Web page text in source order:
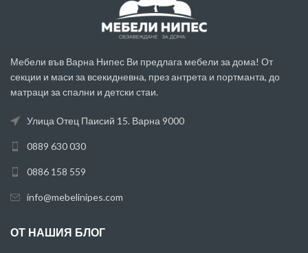
Мебели във Варна Нипес Ви предлага мебели за дома! От
секции и маси за всекидневна, през антрета и портманта, до
матраци за спални и детски стаи.
Улица Отец Паисий 15. Варна 9000
0889 630 030
0886 158 559
info@mebelinipes.com
ОТ НАШИЯ БЛОГ